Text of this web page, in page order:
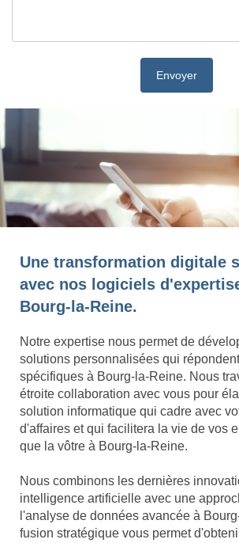
Une transformation digitale
avec nos logiciels
Bourg-la-Reine.
Notre expertise nous permet de
solutions personnalisées qui
spécifiques à Bourg-la-Reine. Nous
étroite collaboration avec vous pour
solution informatique qui cadre avec
d'affaires et qui facilitera la vie de vos
que la vôtre à Bourg-la-Reine.
Nous combinons les dernières
intelligence artificielle avec une
l'analyse de données avancée à
fusion stratégique vous permet